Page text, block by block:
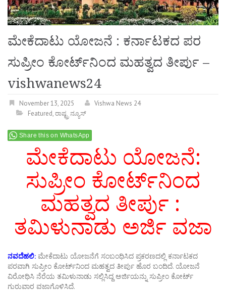
ಮೇಕೆದಾಟು ಯೋಜನೆ : ಕರ್ನಾಟಕದ ಪರ
ಸುಪ್ರೀಂ ಕೋರ್ಟ್‌ನಿಂದ ಮಹತ್ವದ ತೀರ್ಪು –
vishwanews24
November 13, 2025
Vishwa News 24
Featured,ರಾಷ್ಟ್ರ ನ್ಯೂಸ್
Share this on WhatsApp
ಮೇಕೆದಾಟು ಯೋಜನೆ:
ಸುಪ್ರೀಂ ಕೋರ್ಟ್‌ನಿಂದ
ಮಹತ್ವದ ತೀರ್ಪು :
ತಮಿಳುನಾಡು ಅರ್ಜಿ ವಜಾ
ನವದೆಹಲಿ: ಮೇಕೆದಾಟು ಯೋಜನೆಗೆ ಸಂಬಂಧಿಸಿದ ಪ್ರಕರಣದಲ್ಲಿ ಕರ್ನಾಟಕದ
ಪರವಾಗಿ ಸುಪ್ರೀಂ ಕೋರ್ಟ್‌ನಿಂದ ಮಹತ್ವದ ತೀರ್ಪು ಹೊರ ಬಂದಿದೆ. ಯೋಜನೆ
ವಿರೋಧಿಸಿ ನೆರೆಯ ತಮಿಳುನಾಡು ಸಲ್ಲಿಸಿದ್ದ ಅರ್ಜಿಯನ್ನು ಸುಪ್ರೀಂ ಕೋರ್ಟ್
ಗುರುವಾರ ವಜಾಗೊಳಿಸಿದೆ.